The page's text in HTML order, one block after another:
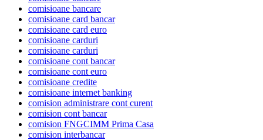
comisioane bancare
comisioane card bancar
comisioane card euro
comisioane carduri
comisioane carduri
comisioane cont bancar
comisioane cont euro
comisioane credite
comisioane internet banking
comision administrare cont curent
comision cont bancar
comision FNGCIMM Prima Casa
comision interbancar